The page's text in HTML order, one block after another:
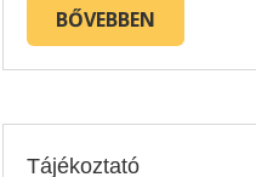
BŐVEBBEN
Tájékoztató